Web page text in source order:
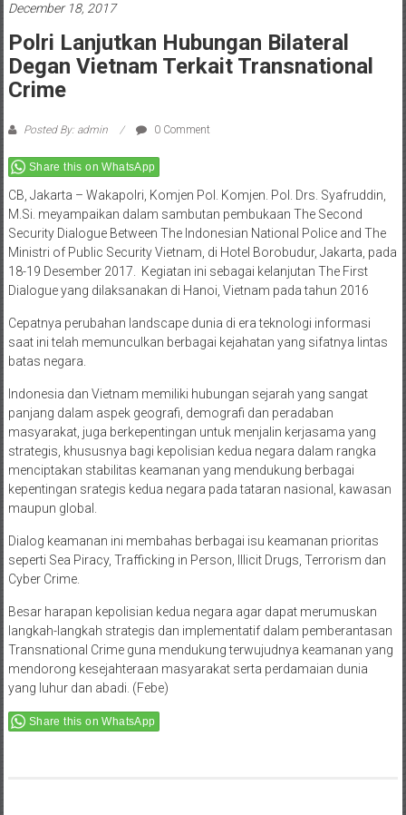
December 18, 2017
Polri Lanjutkan Hubungan Bilateral
Degan Vietnam Terkait Transnational
Crime
Posted By: admin 0 Comment
Share this on WhatsApp
CB, Jakarta – Wakapolri, Komjen Pol. Komjen. Pol. Drs. Syafruddin,
M.Si. meyampaikan dalam sambutan pembukaan The Second
Security Dialogue Between The Indonesian National Police and The
Ministri of Public Security Vietnam, di Hotel Borobudur, Jakarta, pada
18-19 Desember 2017. Kegiatan ini sebagai kelanjutan The First
Dialogue yang dilaksanakan di Hanoi, Vietnam pada tahun 2016
Cepatnya perubahan landscape dunia di era teknologi informasi
saat ini telah memunculkan berbagai kejahatan yang sifatnya lintas
batas negara.
Indonesia dan Vietnam memiliki hubungan sejarah yang sangat
panjang dalam aspek geografi, demografi dan peradaban
masyarakat, juga berkepentingan untuk menjalin kerjasama yang
strategis, khususnya bagi kepolisian kedua negara dalam rangka
menciptakan stabilitas keamanan yang mendukung berbagai
kepentingan srategis kedua negara pada tataran nasional, kawasan
maupun global.
Dialog keamanan ini membahas berbagai isu keamanan prioritas
seperti Sea Piracy, Trafficking in Person, Illicit Drugs, Terrorism dan
Cyber Crime.
Besar harapan kepolisian kedua negara agar dapat merumuskan
langkah-langkah strategis dan implementatif dalam pemberantasan
Transnational Crime guna mendukung terwujudnya keamanan yang
mendorong kesejahteraan masyarakat serta perdamaian dunia
yang luhur dan abadi. (Febe)
Share this on WhatsApp